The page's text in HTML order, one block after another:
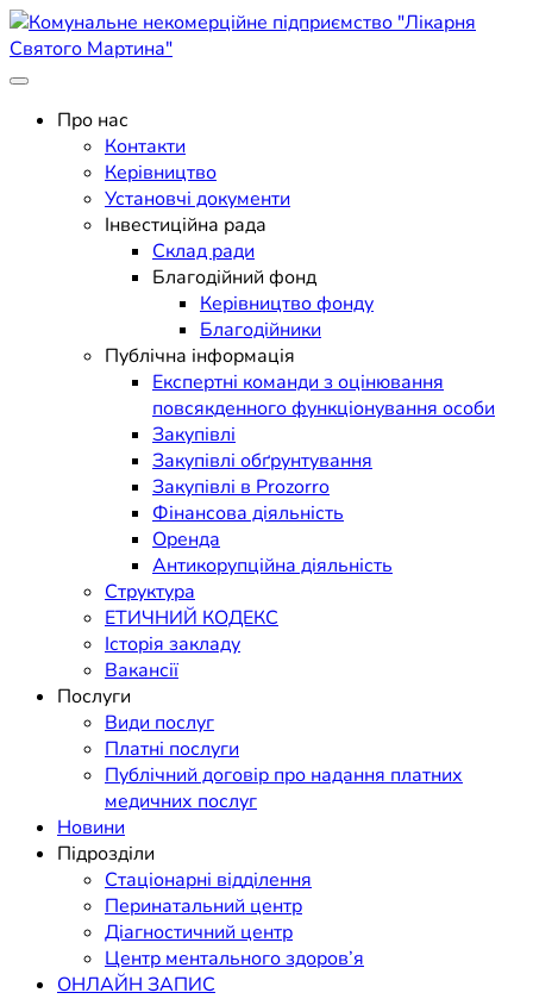
Skip
to
content
Комунальне некомерційне
підприємство "Лікарня
Святого Мартина"
Поліклініка Мукачево
Про нас
Контакти
Керівництво
Установчі документи
Інвестиційна рада
Склад ради
Благодійний фонд
Керівництво фонду
Благодійники
Публічна інформація
Експертні команди з оцінювання
повсякденного функціонування особи
Закупівлі
Закупівлі обґрунтування
Закупівлі в Prozorro
Фінансова діяльність
Оренда
Антикорупційна діяльність
Структура
ЕТИЧНИЙ КОДЕКС
Історія закладу
Вакансії
Послуги
Види послуг
Платні послуги
Публічний договір про надання платних
медичних послуг
Новини
Підрозділи
Стаціонарні відділення
Перинатальний центр
Діагностичний центр
Центр ментального здоров’я
ОНЛАЙН ЗАПИС